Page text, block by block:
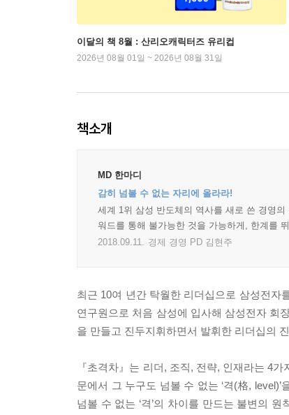
이달의 책 8월 : 산리오캐릭터즈 유리컵
2026년 08월 01일 ~ 2026년 08월 31일
책소개
MD 한마디
감히 넘볼 수 없는 자리에 올라라!
세계 1위 삼성 반도체의 역사를 새로 쓴 경영
워드를 통해 불가능한 것을 가능하게, 한계를
2018.09.11. 경제 경영 PD 김현주
최근 10여 년간 탁월한 리더십으로 삼성전자
연구원으로 처음 삼성에 입사해 삼성전자 회
을 만들고 진두지휘하면서 발휘한 리더십의
『초격차』는 리더, 조직, 전략, 인재라는 4
문에서 그 누구도 넘볼 수 없는 ‘격(格,
넘볼 수 없는 ‘격’의 차이를 만드는 불변의